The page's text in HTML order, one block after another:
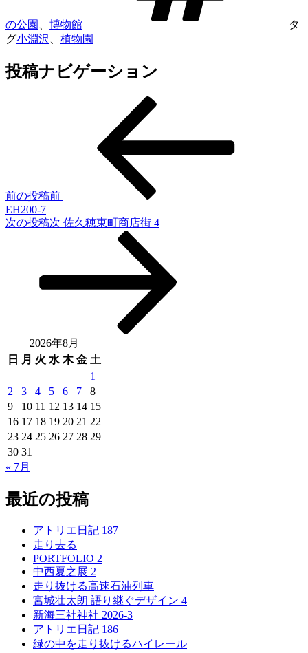
の公園 博物館
タ
グ小淵沢 植物園
投稿ナビゲーション
前の投稿前
EH200-7
次の投稿次 佐久穂東町商店街 4
2026年8月
日
月 火 水 木 金 土
1
2
3 4 5 6 7
8
9
10 11 12 13 14 15
16 17 18 19 20 21 22
23 24 25 26 27 28 29
30 31
« 7月
最近の投稿
アトリエ日記 187
走り去る
PORTFOLIO 2
中西夏之展 2
走り抜ける高速石油列車
宮城壮太朗 語り継ぐデザイン 4
新海三社神社 2026-3
アトリエ日記 186
緑の中を走り抜けるハイレール